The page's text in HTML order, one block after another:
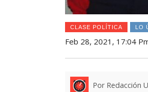
CLASE POLÍTICA LO
Feb 28, 2021, 17:04
Por Redacción